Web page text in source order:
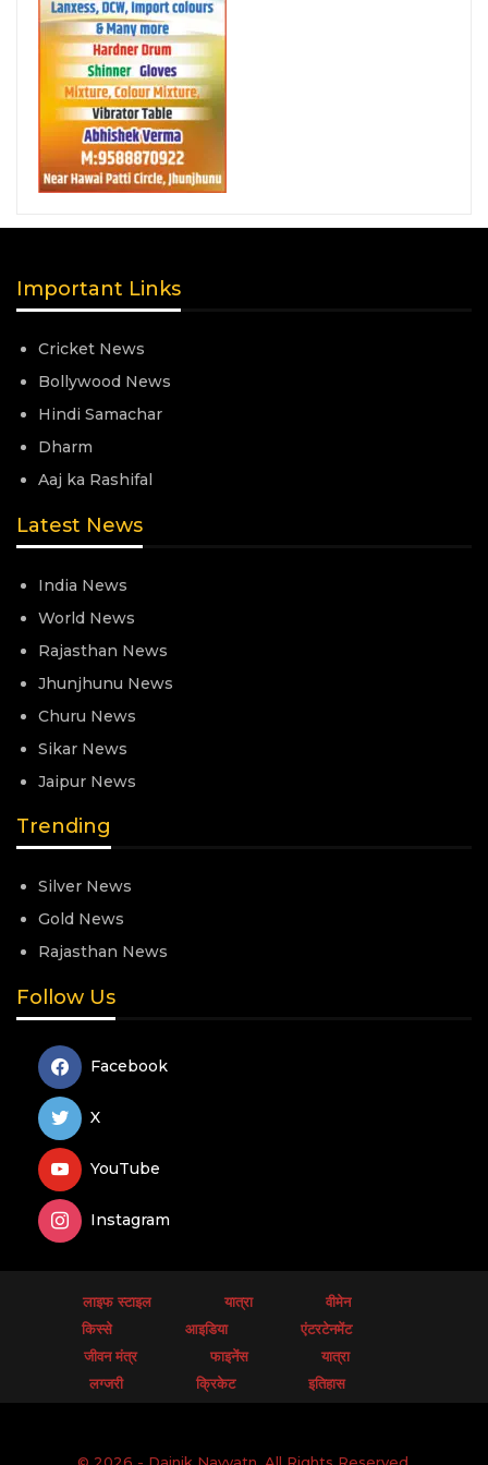
Important Links
Cricket News
Bollywood News
Hindi Samachar
Dharm
Aaj ka Rashifal
Latest News
India News
World News
Rajasthan News
Jhunjhunu News
Churu News
Sikar News
Jaipur News
Trending
Silver News
Gold News
Rajasthan News
Follow Us
Facebook
X
YouTube
Instagram
लाइफ स्टाइल यात्रा
वीमेन
किस्से
आइडिया
एंटरटेनमेंट
जीवन मंत्र
फाइनेंस
यात्रा
लग्जरी
क्रिकेट इतिहास